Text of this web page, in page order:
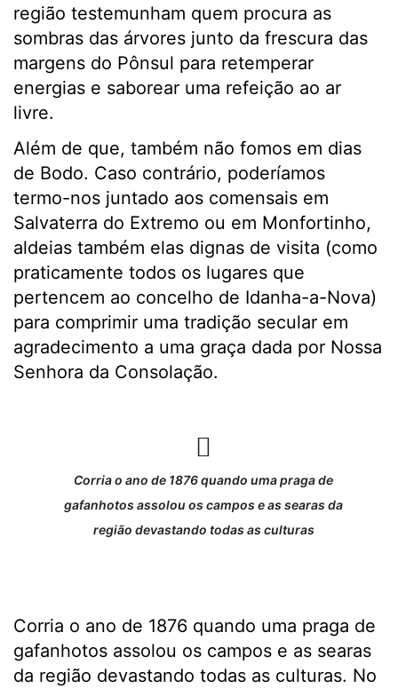
região testemunham quem procura as
sombras das árvores junto da frescura das
margens do Pônsul para retemperar
energias e saborear uma refeição ao ar
livre.
Além de que, também não fomos em dias
de Bodo. Caso contrário, poderíamos
termo-nos juntado aos comensais em
Salvaterra do Extremo ou em Monfortinho,
aldeias também elas dignas de visita (como
praticamente todos os lugares que
pertencem ao concelho de Idanha-a-Nova)
para comprimir uma tradição secular em
agradecimento a uma graça dada por Nossa
Senhora da Consolação.
Corria o ano de 1876 quando uma praga de
gafanhotos assolou os campos e as searas da
região devastando todas as culturas
Corria o ano de 1876 quando uma praga de
gafanhotos assolou os campos e as searas
da região devastando todas as culturas. No